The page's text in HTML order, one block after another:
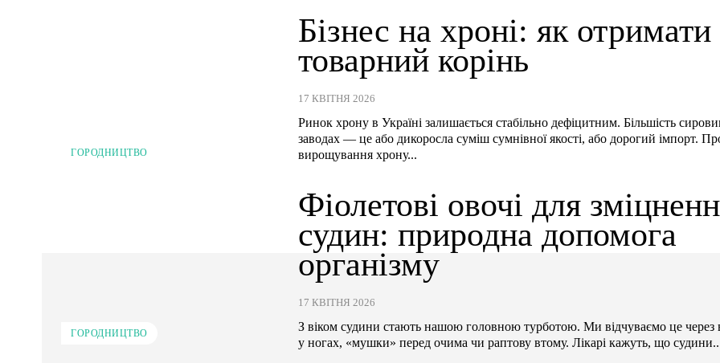
ГОРОДНИЦТВО
Бізнес на хроні: як отримати
товарний корінь
17 КВІТНЯ 2026
Ринок хрону в Україні залишається стабільно дефіцитним. Більшість
заводах — це або дикоросла суміш сумнівної якості, або дорогий імпорт.
вирощування хрону...
ГОРОДНИЦТВО
Фіолетові овочі для
судин: природна допомога
організму
17 КВІТНЯ 2026
З віком судини стають нашою головною турботою. Ми відчуваємо це через
у ногах, «мушки» перед очима чи раптову втому. Лікарі кажуть, що